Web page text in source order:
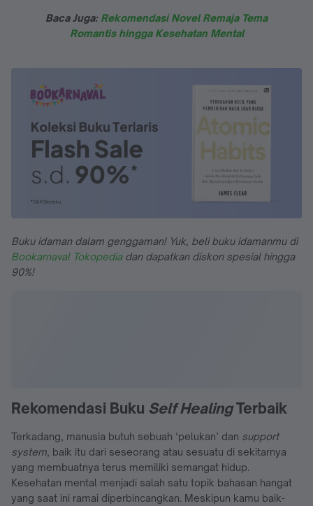
Baca Juga: Rekomendasi Novel Remaja Tema
Romantis hingga Kesehatan Mental
Buku idaman dalam genggaman! Yuk, beli buku idamanmu di
Bookarnaval Tokopediadan dapatkan diskon spesial hingga
90%!
Rekomendasi Buku Self HealingTerbaik
Terkadang, manusia butuh sebuah ‘pelukan’ dan support
system, baik itu dari seseorang atau sesuatu di sekitarnya
yang membuatnya terus memiliki semangat hidup.
Kesehatan mental menjadi salah satu topik bahasan hangat
yang saat ini ramai diperbincangkan. Meskipun kamu baik-